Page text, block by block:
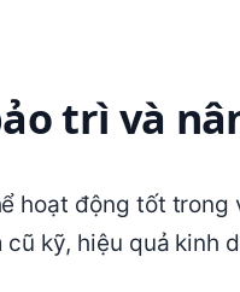
trì và
hoạt động tốt
kỹ, hiệu quả kinh